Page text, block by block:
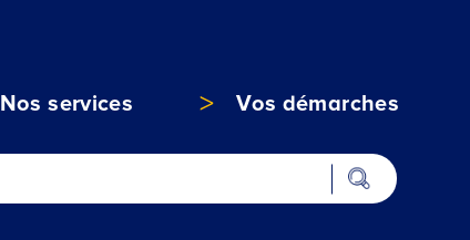
Nos services Vos démarches